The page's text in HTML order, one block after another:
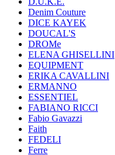
Denim Couture
DICE KAYEK
DOUCAL'S
DROMe
ELENA GHISELLINI
EQUIPMENT
ERIKA CAVALLINI
ERMANNO
ESSENTIEL
FABIANO RICCI
Fabio Gavazzi
Faith
FEDELI
Ferre